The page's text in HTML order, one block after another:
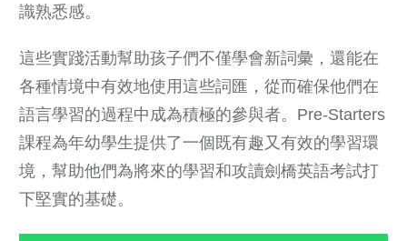
識熟悉感。
這些實踐活動幫助孩子們不僅學會新詞彙，還能在
各種情境中有效地使用這些詞匯，從而確保他們在
語言學習的過程中成為積極的參與者。Pre-Starters
課程為年幼學生提供了一個既有趣又有效的學習環
境，幫助他們為將來的學習和攻讀劍橋英語考試打
下堅實的基礎。